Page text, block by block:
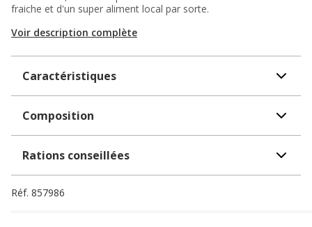
fraiche et d'un super aliment local par sorte.
Voir description complète
Caractéristiques
Composition
Rations conseillées
Réf. 857986